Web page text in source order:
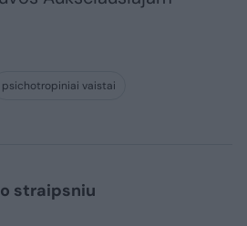
psichotropiniai vaistai
straipsniu